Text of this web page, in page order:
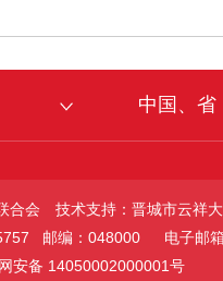
中国、省
合会
技术支持：晋城市云祥
邮编：048000
电子邮
安备 14050002000001号